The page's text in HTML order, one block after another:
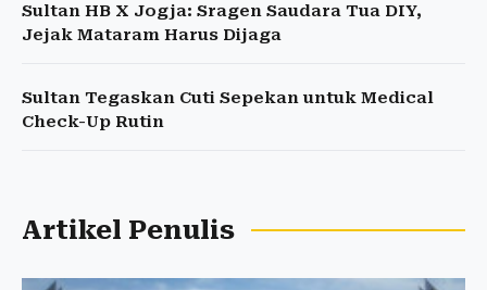
Sultan HB X Jogja: Sragen Saudara Tua DIY,
Jejak Mataram Harus Dijaga
Sultan Tegaskan Cuti Sepekan untuk Medical
Check-Up Rutin
Artikel Penulis